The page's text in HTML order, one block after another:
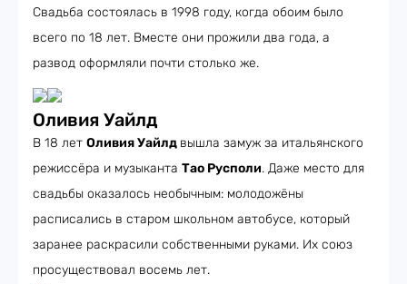
Свадьба состоялась в 1998 году, когда обоим было
всего по 18 лет. Вместе они прожили два года, а
развод оформляли почти столько же.
Оливия Уайлд
В 18 лет Оливия Уайлд вышла замуж за итальянского
режиссёра и музыканта Тао Русполи. Даже место для
свадьбы оказалось необычным: молодожёны
расписались в старом школьном автобусе, который
заранее раскрасили собственными руками. Их союз
просуществовал восемь лет.